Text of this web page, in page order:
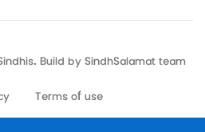
Build by
Terms of use